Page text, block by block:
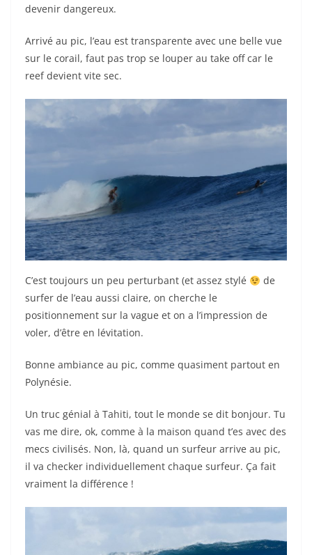
devenir dangereux.
Arrivé au pic, l’eau est transparente avec une belle vue
sur le corail, faut pas trop se louper au take off car le
reef devient vite sec.
C’est toujours un peu perturbant (et assez stylé
de
surfer de l’eau aussi claire, on cherche le
positionnement sur la vague et on a l’impression de
voler, d’être en lévitation.
Bonne ambiance au pic, comme quasiment partout en
Polynésie.
Un truc génial à Tahiti, tout le monde se dit bonjour. Tu
vas me dire, ok, comme à la maison quand t’es avec des
mecs civilisés. Non, là, quand un surfeur arrive au pic,
il va checker individuellement chaque surfeur. Ça fait
vraiment la différence !